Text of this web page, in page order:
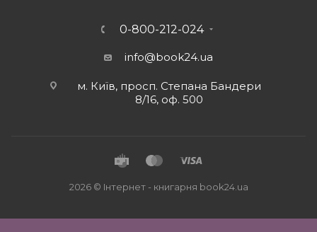
0-800-212-024
info@book24.ua
м. Київ, просп. Степана Бандери
8/16, оф. 500
2026 © Iнтернет - книгарня book24.ua